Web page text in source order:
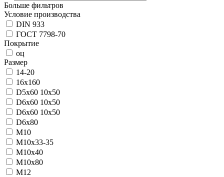
Больше фильтров
Условие производства
DIN 933
ГОСТ 7798-70
Покрытие
оц
Размер
14-20
16х160
D5х60 10х50
D6х60 10х50
D6х60 10х50
D6х80
М10
М10х33-35
М10х40
М10х80
М12